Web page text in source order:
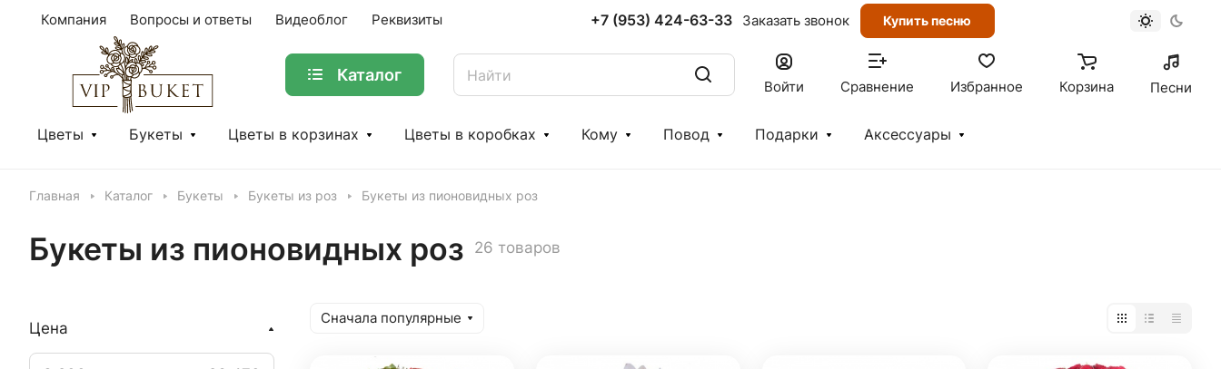
Компания Вопросы и ответы Видеоблог Реквизиты +7 (953) 424-63-33 Заказать звонок Купить песню
Каталог
Войти Сравнение Избранное Корзина Песни
Цветы Букеты Цветы в корзинах Цветы в коробках Кому Повод Подарки Аксессуары
Главная Каталог Букеты Букеты из роз Букеты из пионовидных роз
Букеты из пионовидных роз 26 товаров
Сначала популярные
Цена